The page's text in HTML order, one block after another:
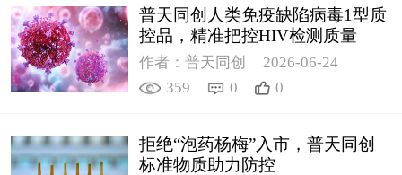
普天同创人类免疫缺陷病毒1型质
控品，精准把控HIV检测质量
作者：普天同创
2026-06-24
359
0 0
拒绝“泡药杨梅”入市，普天同创
标准物质助力防控